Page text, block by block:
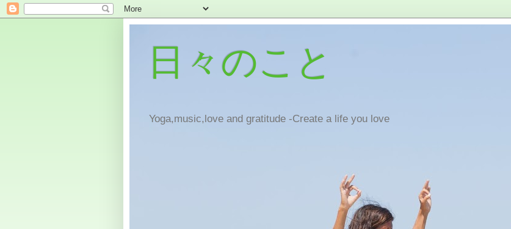
日々のこと
Yoga,music,love and gratitude -Create a life you love